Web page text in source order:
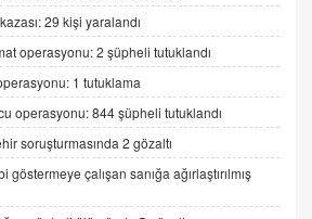
AKÖL
Adana'yı da Ziyaret Etse...
13:00
29 kişi yaralandı
operasyonu: 2 şüpheli tutuklandı
1 tutuklama
operasyonu: 844 şüpheli tutuklandı
soruşturmasında 2 gözaltı
çalışan sanığa ağırlaştırılmış